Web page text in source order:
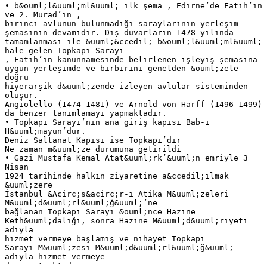
• b&ouml;l&uuml;ml&uuml; ilk şema , Edirne’de Fatih’in
ve 2. Murad’ın ,
birinci avlunun bulunmadığı saraylarının yerleşim
şemasının devamıdır. Dış duvarların 1478 yılında
tamamlanması ile &uuml;&ccedil; b&ouml;l&uuml;ml&uuml;
hale gelen Topkapı Sarayı
, Fatih’in kanunnamesinde belirlenen işleyiş şemasına
uygun yerleşimde ve birbirini genelden &ouml;zele
doğru
hiyerarşik d&uuml;zende izleyen avlular sisteminden
oluşur.
Angiolello (1474-1481) ve Arnold von Harff (1496-1499)
da benzer tanımlamayı yapmaktadır.
• Topkapı Sarayı’nın ana giriş kapısı Bab-ı
H&uuml;mayun’dur.
Deniz Saltanat Kapısı ise Topkapı’dır
Ne zaman m&uuml;ze durumuna getirildi
• Gazi Mustafa Kemal Atat&uuml;rk’&uuml;n emriyle 3
Nisan
1924 tarihinde halkın ziyaretine a&ccedil;ılmak
&uuml;zere
İstanbul &Acirc;s&acirc;r-ı Atika M&uuml;zeleri
M&uuml;d&uuml;rl&uuml;ğ&uuml;’ne
bağlanan Topkapı Sarayı &ouml;nce Hazine
Keth&uuml;dalığı, sonra Hazine M&uuml;d&uuml;riyeti
adıyla
hizmet vermeye başlamış ve nihayet Topkapı
Sarayı M&uuml;zesi M&uuml;d&uuml;rl&uuml;ğ&uuml;
adıyla hizmet vermeye